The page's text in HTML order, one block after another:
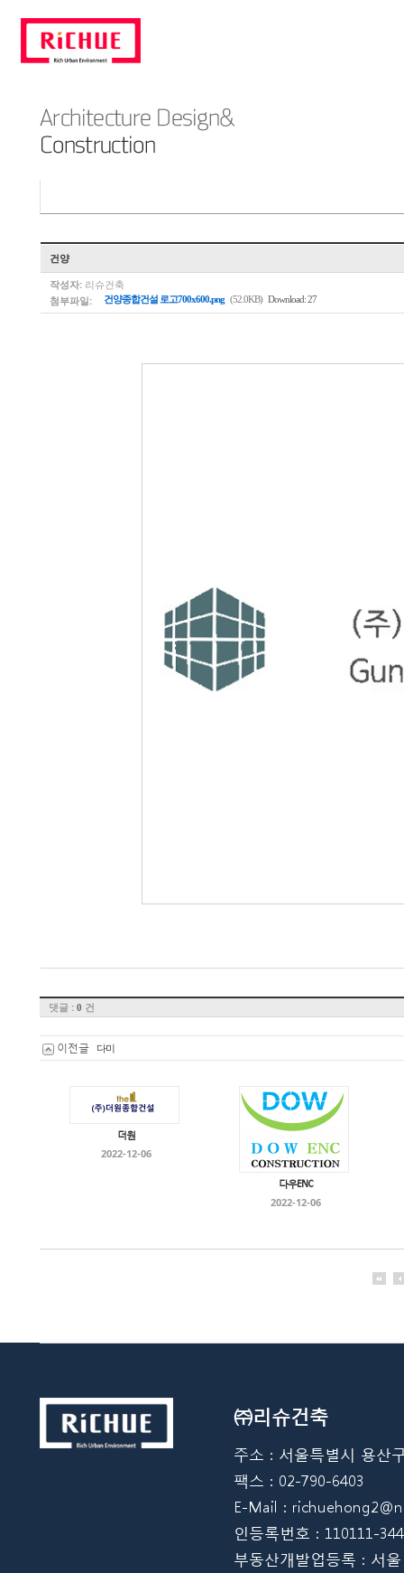
건양
작성자: 리슈건축
첨부파일:
건양종합건설 로고700x600.png (52.0KB) Download: 27
댓글 : 0 건
이전글 다미
더원
2022-12-06
다우ENC
2022-12-06
㈜리슈건축
주소 : 서울특별시 용산
팩스 : 02-790-6403
E-Mail :
인등록번호 : 110111-
부동산개발업등록 : 서